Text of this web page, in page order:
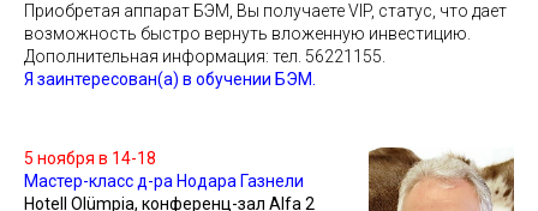
Приобретая аппарат БЭМ, Вы получаете VIP, статус, что дает
возможность быстро вернуть вложенную инвестицию.
Дополнительная информация: тел. 56221155.
Я заинтересован(а) в обучении БЭМ.
5 ноября в 14-18
Mастер-класс д-ра Нодара Газнели
Hotell Olümpia, конференц-зал Alfa 2